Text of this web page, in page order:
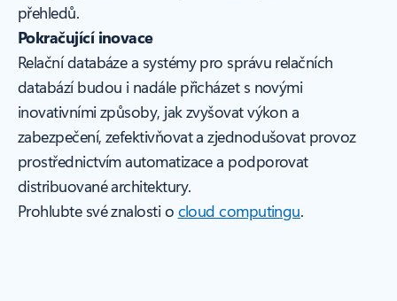
přehledů.
Pokračující inovace
Relační databáze a systémy pro správu relačních
databází budou i nadále přicházet s novými
inovativními způsoby, jak zvyšovat výkon a
zabezpečení, zefektivňovat a zjednodušovat provoz
prostřednictvím automatizace a podporovat
distribuované architektury.
Prohlubte své znalosti o cloud computingu.